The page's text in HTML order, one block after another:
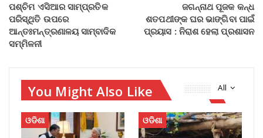
ପଶ୍ଚିମ ଏସିଆର ସାମ୍ପ୍ରତିକ
ପରିସ୍ଥିତି ଉପରେ
ଆନ୍ତଃମନ୍ତ୍ରଣାଳୟ ସାମ୍ବାଦିକ
ସମ୍ମିଳନୀ
ଜଗନ୍ନାଥ ପୂଜକ କନ୍ଧ
ଶତପଥୀଙ୍କ ଘର ଭାଙ୍ଗିବା ପାଇଁ
ପ୍ରୟାସ : ନିରାଶ ହେଲା ପ୍ରଶାସନ
All
You Might Also Like
ଓଡିଶା ଓଡିଶା